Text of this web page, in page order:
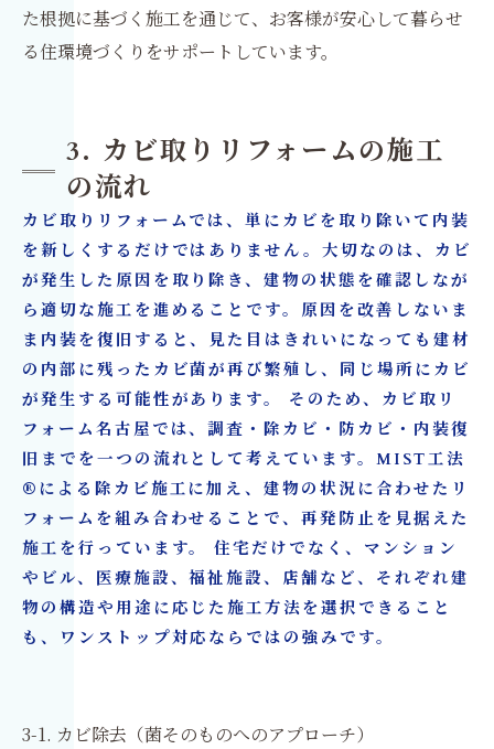
た根拠に基づく施工を通じて、お客様が安心して暮らせ
る住環境づくりをサポートしています。
3. カビ取りリフォームの施工
の流れ
カビ取りリフォームでは、単にカビを取り除いて内装
を新しくするだけではありません。大切なのは、カビ
が発生した原因を取り除き、建物の状態を確認しなが
ら適切な施工を進めることです。原因を改善しないま
ま内装を復旧すると、見た目はきれいになっても建材
の内部に残ったカビ菌が再び繁殖し、同じ場所にカビ
が発生する可能性があります。 そのため、カビ取リ
フォーム名古屋では、調査・除カビ・防カビ・内装復
旧までを一つの流れとして考えています。MIST工法
®による除カビ施工に加え、建物の状況に合わせたリ
フォームを組み合わせることで、再発防止を見据えた
施工を行っています。 住宅だけでなく、マンション
やビル、医療施設、福祉施設、店舗など、それぞれ建
物の構造や用途に応じた施工方法を選択できること
も、ワンストップ対応ならではの強みです。
3-1. カビ除去（菌そのものへのアプローチ）